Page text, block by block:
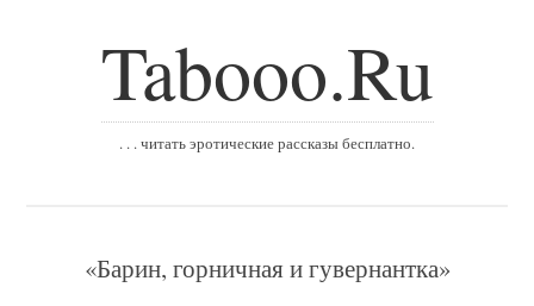
Tabooo.Ru
. . . читать эротические рассказы бесплатно.
«Барин, горничная и гувернантка»